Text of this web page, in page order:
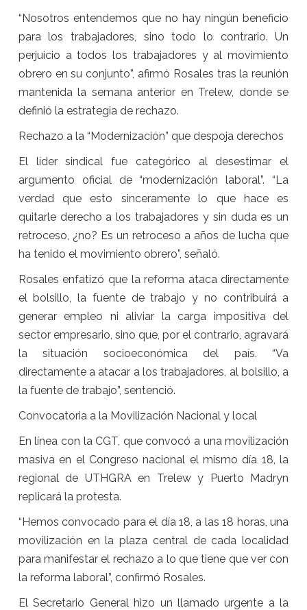
“Nosotros entendemos que no hay ningún beneficio
para los trabajadores, sino todo lo contrario. Un
perjuicio a todos los trabajadores y al movimiento
obrero en su conjunto”, afirmó Rosales tras la reunión
mantenida la semana anterior en Trelew, donde se
definió la estrategia de rechazo.
Rechazo a la “Modernización” que despoja derechos
El líder sindical fue categórico al desestimar el
argumento oficial de “modernización laboral”. “La
verdad que esto sinceramente lo que hace es
quitarle derecho a los trabajadores y sin duda es un
retroceso, ¿no? Es un retroceso a años de lucha que
ha tenido el movimiento obrero”, señaló.
Rosales enfatizó que la reforma ataca directamente
el bolsillo, la fuente de trabajo y no contribuirá a
generar empleo ni aliviar la carga impositiva del
sector empresario, sino que, por el contrario, agravará
la situación socioeconómica del país. “Va
directamente a atacar a los trabajadores, al bolsillo, a
la fuente de trabajo”, sentenció.
Convocatoria a la Movilización Nacional y local
En línea con la CGT, que convocó a una movilización
masiva en el Congreso nacional el mismo día 18, la
regional de UTHGRA en Trelew y Puerto Madryn
replicará la protesta.
“Hemos convocado para el día 18, a las 18 horas, una
movilización en la plaza central de cada localidad
para manifestar el rechazo a lo que tiene que ver con
la reforma laboral”, confirmó Rosales.
El Secretario General hizo un llamado urgente a la